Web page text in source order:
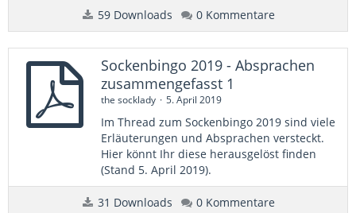
59 Downloads 0 Kommentare
Sockenbingo 2019 - Absprachen
zusammengefasst 1
the socklady 5. April 2019
Im Thread zum Sockenbingo 2019 sind viele
Erläuterungen und Absprachen versteckt.
Hier könnt Ihr diese herausgelöst finden
(Stand 5. April 2019).
31 Downloads 0 Kommentare